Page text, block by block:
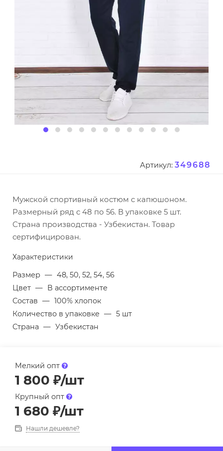
Артикул: 349688
Мужской спортивный костюм с капюшоном.
Размерный ряд с 48 по 56. В упаковке 5 шт.
Страна производства - Узбекистан. Товар
сертифицирован.
Характеристики
Размер — 48, 50, 52, 54, 56
Цвет — В ассортименте
Состав — 100% хлопок
Количество в упаковке — 5 шт
Страна — Узбекистан
Мелкий опт
1 800 ₽/шт
Крупный опт
1 680 ₽/шт
Нашли дешевле?